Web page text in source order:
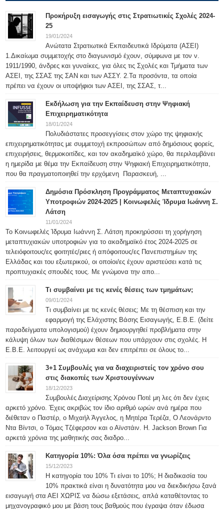
Προκήρυξη εισαγωγής στις Στρατιωτικές Σχολές 2024-
25
19/01/2024
Ανώτατα Στρατιωτικά Εκπαιδευτικά Ιδρύματα (ΑΣΕΙ)
1.Δικαίωμα συμμετοχής στο διαγωνισμό έχουν, σύμφωνα με τον ν.
1911/1990, άνδρες και γυναίκες, για όλες τις Σχολές και Τμήματα των
ΑΣΕΙ, της ΣΣΑΣ της ΣΑΝ και των ΑΣΣΥ. 2.Τα προσόντα, τα οποία
πρέπει να έχουν οι υποψήφιοι των ΑΣΕΙ, της ΣΣΑΣ, τ...
Εκδήλωση για την Εκπαίδευση στην Ψηφιακή
Επιχειρηματικότητα
18/01/2024
Πολυδιάστατες προσεγγίσεις στον χώρο της ψηφιακής
επιχειρηματικότητας με συμμετοχή εκπροσώπων από δημόσιους φορείς,
επιχειρήσεις, θερμοκοιτίδες, και τον ακαδημαϊκό χώρο, θα περιλαμβάνει
η ημερίδα με θέμα την Εκπαίδευση στην Ψηφιακή Επιχειρηματικότητα,
που θα πραγματοποιηθεί την ερχόμενη Παρασκευή, ...
Δημόσια Πρόσκληση Προγράμματος Μεταπτυχιακών
Υποτροφιών 2024-2025 | Κοινωφελές Ίδρυμα Ιωάννη Σ.
Λάτση
11/01/2024
Το Κοινωφελές Ίδρυμα Ιωάννη Σ. Λάτση προκηρύσσει τη χορήγηση
μεταπτυχιακών υποτροφιών για το ακαδημαϊκό έτος 2024-2025 σε
τελειόφοιτους/ες φοιτητές/ριες ή απόφοιτους/ες Πανεπιστημίων της
Ελλάδας και του εξωτερικού, οι οποίοι/ες έχουν αριστεύσει κατά τις
προπτυχιακές σπουδές τους. Με γνώμονα την απο...
Τι συμβαίνει με τις κενές θέσεις των τμημάτων;
09/01/2024
Τι συμβαίνει με τις κενές θέσεις; Με τη θέσπιση και την
εφαρμογή της Ελάχιστης Βάσης Εισαγωγής, Ε.Β.Ε. (δείτε
παραδείγματα υπολογισμού) έχουν δημιουργηθεί προβλήματα στην
κάλυψη όλων των διαθέσιμων θέσεων που υπάρχουν στις σχολές. Η
Ε.Β.Ε. λειτουργεί ως ανάχωμα και δεν επιτρέπει σε όλους το...
3+1 Συμβουλές για να διαχειριστείς τον χρόνο σου
στις διακοπές των Χριστουγέννων
18/12/2023
Συμβουλές Διαχείρισης Χρόνου Ποτέ μη λες ότι δεν έχεις
αρκετό χρόνο. Έχεις ακριβώς τον ίδιο αριθμό ωρών ανά ημέρα που
διέθεταν ο Παστέρ, ο Μιχαήλ Άγγελος, η Μητέρα Τερέζα, Ο Λεονάρντο
Ντα Βίντσι, ο Τόμας Τζέφερσον και ο Αϊνστάιν. H. Jackson Brown Για
αρκετά χρόνια της μαθητικής σας διαδρο...
Κατηγορία 10%: Όλα όσα πρέπει να γνωρίζεις
15/12/2023
Η κατηγορία του 10% Τι είναι το 10%; Η διαδικασία του
10% πρακτικά είναι η δυνατότητα μου να διεκδικήσω ξανά
εισαγωγή στα ΑΕΙ ΧΩΡΙΣ να δώσω εξετάσεις, απλά καταθέτοντας το
μηχανογραφικό μου με βάση τους βαθμούς που έγραψα όταν έδωσα